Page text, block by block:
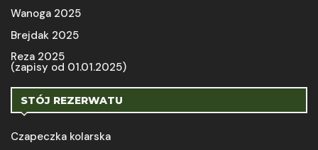
Wanoga 2025
Brejdak 2025
Reza 2025
(zapisy od 01.01.2025)
STÓJ REZERWATU
Czapeczka kolarska